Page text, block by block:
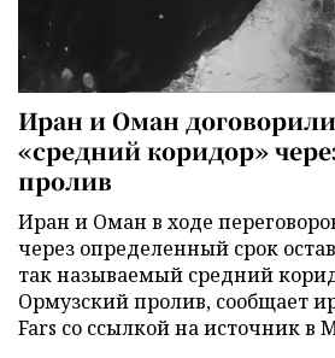
Иран и Оман
«средний коридор»
пролив
Иран и Оман в ходе
через определенный срок
так называемый средний
Ормузский пролив, сообщает
Fars со ссылкой на источник в